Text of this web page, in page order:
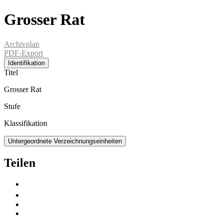
Grosser Rat
Archivplan
PDF-Export
Identifikation
Titel
Grosser Rat
Stufe
Klassifikation
Untergeordnete Verzeichnungseinheiten
Teilen